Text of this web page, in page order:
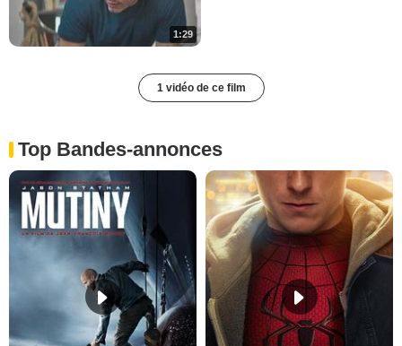
1:29
1 vidéo de ce film
Top Bandes-annonces